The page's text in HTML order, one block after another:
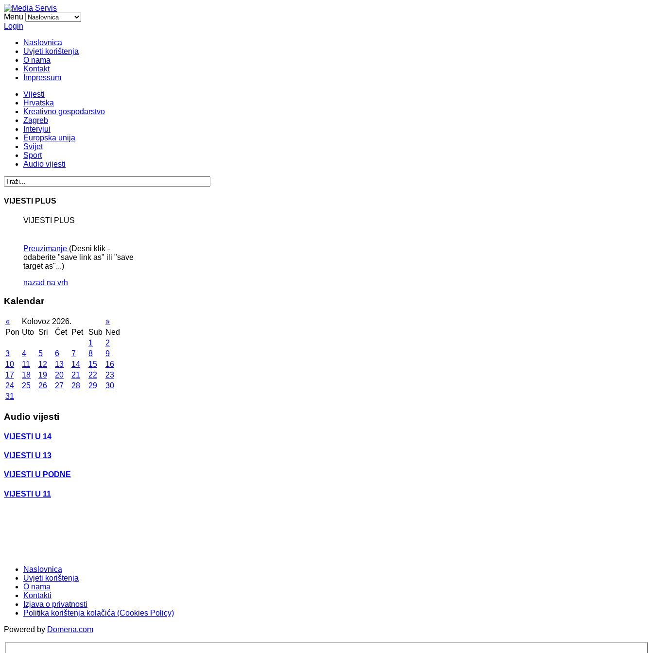
Menu
Login
Naslovnica
Uvjeti korištenja
O nama
Kontakt
Impressum
Vijesti
Hrvatska
Kreativno gospodarstvo
Zagreb
Intervjui
Europska unija
Svijet
Sport
Audio vijesti
VIJESTI PLUS
VIJESTI PLUS
Preuzimanje (Desni klik -
odaberite "save link as" ili "save
target as"...)
nazad na vrh
Kalendar
« Kolovoz 2026.
»
Pon Uto Sri Čet Pet Sub Ned
1
2
3
4 5 6 7 8
9
10
11 12 13 14 15
16
17
18 19 20 21 22
23
24
25 26 27 28 29
30
31
Audio vijesti
VIJESTI U 14
VIJESTI U 13
VIJESTI U PODNE
VIJESTI U 11
Naslovnica
Uvjeti korištenja
O nama
Kontakti
Izjava o privatnosti
Politika korištenja kolačića (Cookies Policy)
Powered by Domena.com